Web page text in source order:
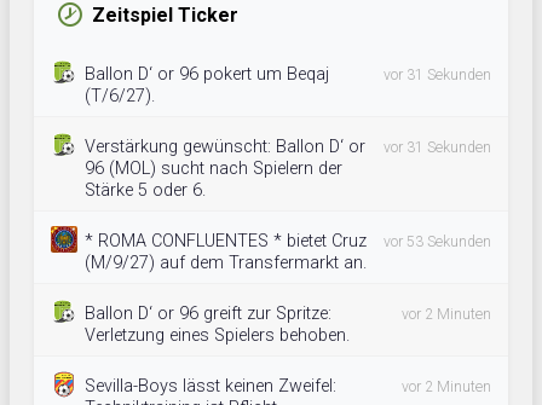
Zeitspiel Ticker
Ballon D‘ or 96 pokert um Beqaj
(T/6/27).
vor 31 Sekunden
Verstärkung gewünscht: Ballon D‘ or
96 (MOL) sucht nach Spielern der
Stärke 5 oder 6.
vor 31 Sekunden
* ROMA CONFLUENTES * bietet Cruz
(M/9/27) auf dem Transfermarkt an.
vor 53 Sekunden
Ballon D‘ or 96 greift zur Spritze:
Verletzung eines Spielers behoben.
vor 2 Minuten
Sevilla-Boys lässt keinen Zweifel:
vor 2 Minuten